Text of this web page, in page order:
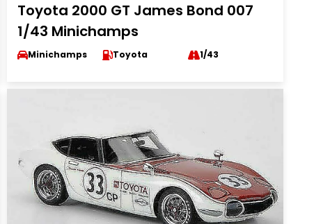
Toyota 2000 GT James Bond 007
1/43 Minichamps
Minichamps Toyota 1/43